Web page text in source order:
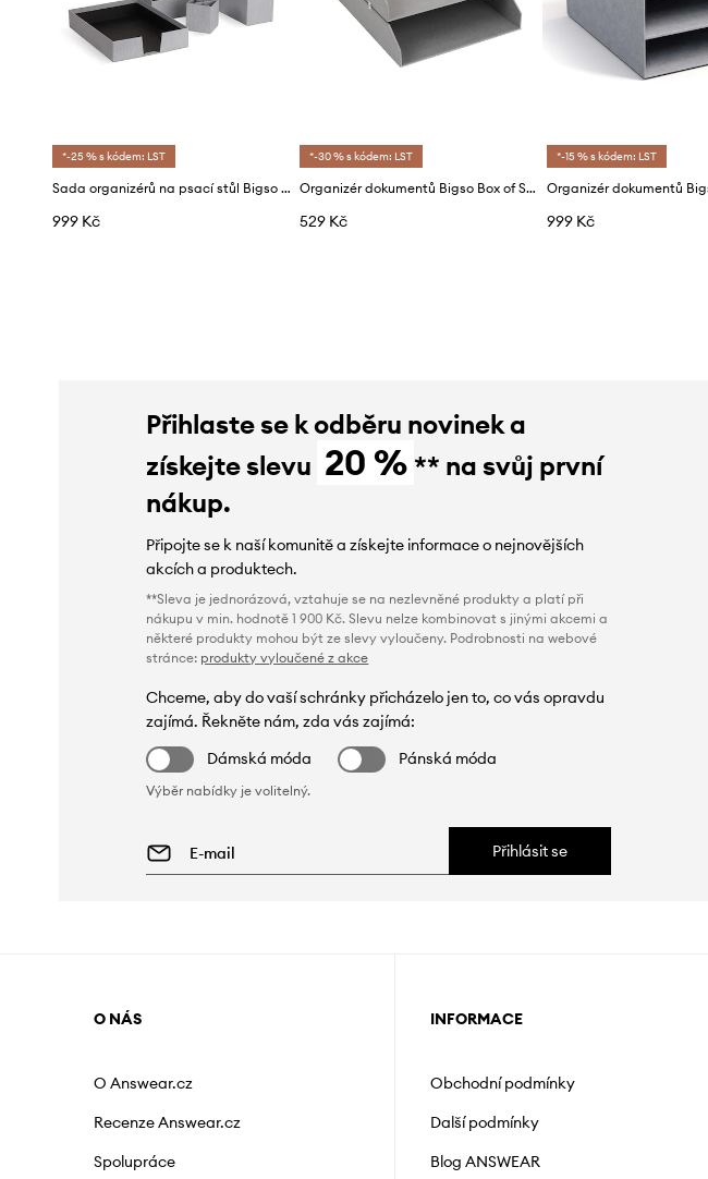
*-25 % s kódem: LST
Sada organizérů na psací stůl Bigso Box of Sweden Hugo 4-pack
999 Kč
*-30 % s kódem: LST
Organizér dokumentů Bigso Box of Sweden Hakan (2-pack)
529 Kč
*-15 % s kódem: LST
999 Kč
Přihlaste se k odběru novinek a
získejte slevu 20 % ** na svůj první
nákup.
Připojte se k naší komunitě a získejte informace o nejnovějších
akcích a produktech.
**Sleva je jednorázová, vztahuje se na nezlevněné produkty a platí při
nákupu v min. hodnotě 1 900 Kč. Slevu nelze kombinovat s jinými akcemi a
některé produkty mohou být ze slevy vyloučeny. Podrobnosti na webové
stránce: produkty vyloučené z akce
Chceme, aby do vaší schránky přicházelo jen to, co vás opravdu
zajímá. Řekněte nám, zda vás zajímá:
Dámská móda
Pánská móda
Výběr nabídky je volitelný.
Přihlásit se
O NÁS
O Answear.cz
Recenze Answear.cz
Spolupráce
INFORMACE
Obchodní podmínky
Další podmínky
Blog ANSWEAR